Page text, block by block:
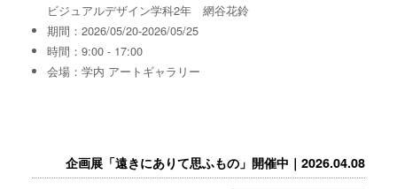
ビジュアルデザイン学科2年 網谷花鈴
期間：2026/05/20-2026/05/25
時間：9:00 - 17:00
会場：学内 アートギャラリー
企画展「遠きにありて思ふもの」開催中｜2026.04.08